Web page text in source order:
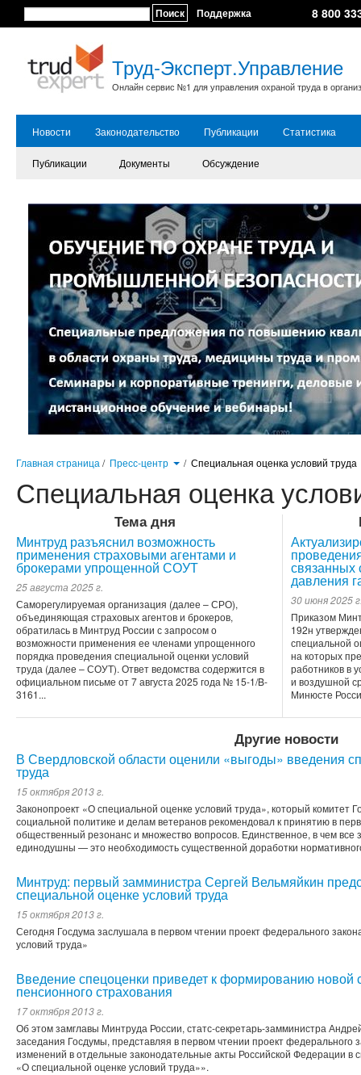
Поиск Поддержка 8 800
Труд-Эксперт.Управление
Онлайн сервис №1 для управления охраной труда в
Новости Законодательство Публикации Статистика
Публикации Документы Обсуждение
Главная страница / Пресс-центр / Специальная оценка условий труда
Специальная оценка
Тема дня
Минтруд разъяснил возможность
применения страховыми агентами и
брокерами упрощенной СОУТ
25 августа 2025 г.
Саморегулируемая организация (далее – СРО),
объединяющая страховых агентов и брокеров,
обратилась в Минтруд России с запросом о
возможности применения ее членами упрощенного
порядка проведения специальной оценки условий
труда (далее – СОУТ). Ответ ведомства содержится в
официальном письме от 7 августа 2025 года № 15-1/B-
3161...
связанных
давления
30 июня 2025
Приказом
192н
специальной
на которых
работников в
и воздушной
Минюсте
Другие новости
В Свердловской области оценили «выгоды» введения
труда
15 октября 2013 г.
Законопроект «О специальной оценке условий труда», который комитет
социальной политике и делам ветеранов рекомендовал к принятию в
общественный резонанс и множество вопросов. Единственное, в чем все
единодушны — это необходимость существенной доработки
Минтруд: первый замминистра Сергей Вельмяйкин
специальной оценке условий труда
15 октября 2013 г.
Сегодня Госдума заслушала в первом чтении проект федерального
условий труда»
Введение спецоценки приведет к формированию новой
пенсионного страхования
17 октября 2013 г.
Об этом замглавы Минтруда России, статс-секретарь-замминистра
заседания Госдумы, представляя в первом чтении проект
изменений в отдельные законодательные акты Российской Федерации в
«О специальной оценке условий труда»».